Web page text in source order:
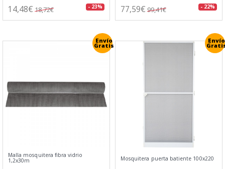
14,48€ 18,72€ - 23% 77,59€ 99,41€ - 22%
Envío
Gratis
Malla mosquitera fibra vidrio
1,2x30m
Envío
Mosquitera puerta batiente 100x220